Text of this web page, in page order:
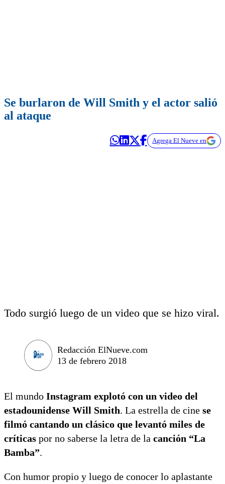
Se burlaron de Will Smith y el actor salió
al ataque
Agrega El Nueve en
Todo surgió luego de un video que se hizo viral.
Redacción ElNueve.com
13 de febrero 2018
El mundo Instagram explotó con un video del
estadounidense Will Smith. La estrella de cine se
filmó cantando un clásico que levantó miles de
críticas por no saberse la letra de la canción “La
Bamba”.
Con humor propio y luego de conocer lo aplastante